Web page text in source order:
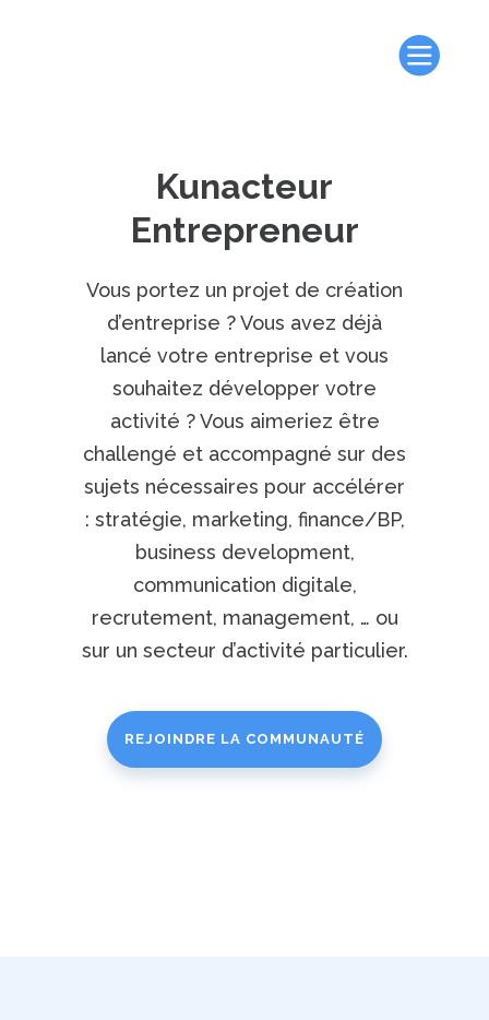
Kunacteur
Entrepreneur
Vous portez un projet de création
d’entreprise ? Vous avez déjà
lancé votre entreprise et vous
souhaitez développer votre
activité ? Vous aimeriez être
challengé et accompagné sur des
sujets nécessaires pour accélérer
: stratégie, marketing, finance/BP,
business development,
communication digitale,
recrutement, management, … ou
sur un secteur d’activité particulier.
REJOINDRE LA COMMUNAUTÉ